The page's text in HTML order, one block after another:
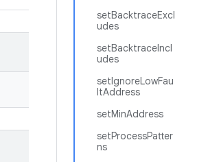
setBacktraceExcl
udes
setBacktraceIncl
udes
setIgnoreLowFau
ltAddress
setMinAddress
setProcessPatter
ns